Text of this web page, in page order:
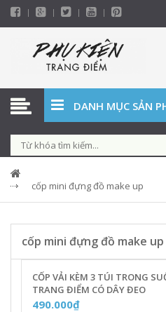
DANH MỤC SẢN
cốp mini đựng đồ make up
cốp mini đựng đồ make up
CỐP VẢI KÈM 3 TÚI TRONG
TRANG ĐIỂM CÓ DÂY ĐEO
490.000₫